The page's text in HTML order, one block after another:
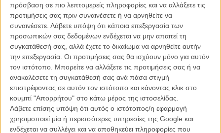
πρόσβαση σε πιο λεπτομερείς πληροφορίες και να αλλάξετε τις
προτιμήσεις σας πριν συναινέσετε ή να αρνηθείτε να
συναινέσετε. Λάβετε υπόψη ότι κάποια επεξεργασία των
προσωπικών σας δεδομένων ενδέχεται να μην απαιτεί τη
συγκατάθεσή σας, αλλά έχετε το δικαίωμα να αρνηθείτε αυτήν
την επεξεργασία. Οι προτιμήσεις σας θα ισχύουν μόνο για αυτόν
τον ιστότοπο. Μπορείτε να αλλάξετε τις προτιμήσεις σας ή να
ανακαλέσετε τη συγκατάθεσή σας ανά πάσα στιγμή
επιστρέφοντας σε αυτόν τον ιστότοπο και κάνοντας κλικ στο
κουμπί "Απορρήτου" στο κάτω μέρος της ιστοσελίδας.
Λάβετε επίσης υπόψη ότι αυτός ο ιστότοπος/η εφαρμογή
χρησιμοποιεί μία ή περισσότερες υπηρεσίες της Google και
ενδέχεται να συλλέγει και να αποθηκεύει πληροφορίες που
Η ταινία, που εκτυλίσσεται κυρίως με talking heads, εκμεταλλεύεται
το τεράστιο αρχείο του Δημητρακόπουλου και αφηγείται αναλυτικά
και χρονολογικά την πορεία του δημοσιογράφου, τις έρευνές του και
τ' αποτελέσματά τους.
Το ύφος και η αισθητική του ντοκιμαντέρ δεν έχουν σκηνοθετικές ή
κινηματογραφικές αξιώσεις, είναι, αντίθετα, ξεκάθαρα τηλεοπτικής
λογικής, η ταινία, ωστόσο, αποτελεί μια ιδιαίτερα ενδιαφέρουσα
σκιαγράφηση ενός τολμηρού μυαλού και μια επίκαιρη εφαρμογή του
«μόνος εναντίον όλων», παρότι οι συνδέσεις με το σήμερα της
οικονομικής και πολιτικής κρίσης μοιάζουν, μπροστά στον όγκο της
καριέρας του Δημητρακόπουλου, καταχρηστικές.